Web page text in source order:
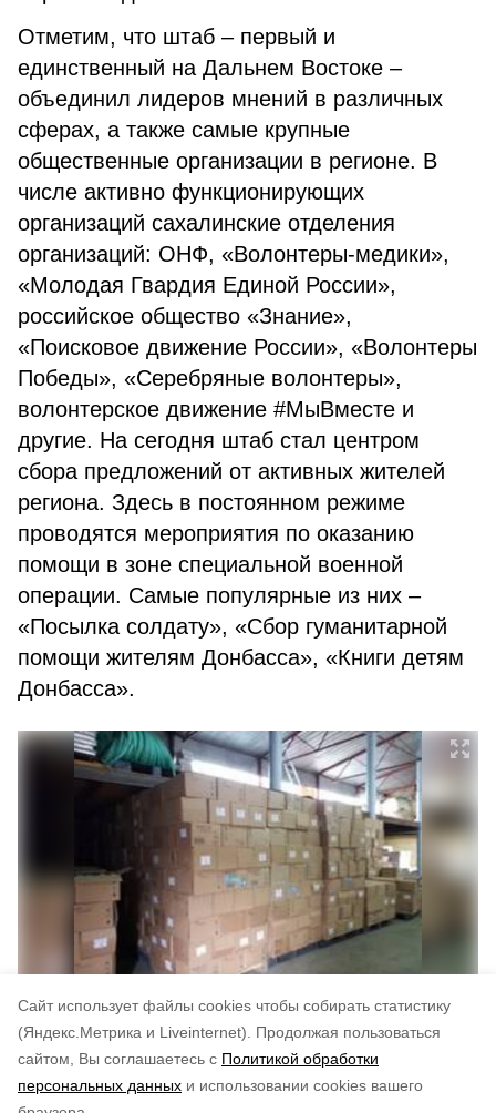
Cайт использует файлы cookies чтобы собирать статистику
(Яндекс.Метрика и Liveinternet).
Продолжая пользоваться
сайтом, Вы соглашаетесь с Политикой обработки
персональных данных и использовании cookies вашего
Отметим, что штаб – первый и
единственный на Дальнем Востоке –
объединил лидеров мнений в различных
сферах, а также самые крупные
общественные организации в регионе. В
числе активно функционирующих
организаций сахалинские отделения
организаций: ОНФ, «Волонтеры-медики»,
«Молодая Гвардия Единой России»,
российское общество «Знание»,
«Поисковое движение России», «Волонтеры
Победы», «Серебряные волонтеры»,
волонтерское движение #МыВместе и
другие. На сегодня штаб стал центром
сбора предложений от активных жителей
региона. Здесь в постоянном режиме
проводятся мероприятия по оказанию
помощи в зоне специальной военной
операции. Самые популярные из них –
«Посылка солдату», «Сбор гуманитарной
помощи жителям Донбасса», «Книги детям
Донбасса».
Авторы: Департамент информационной политики
по оценке